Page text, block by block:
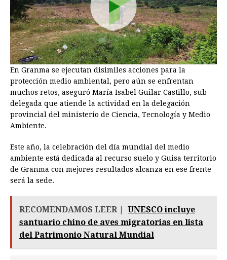
En Granma se ejecutan disimiles acciones para la
protección medio ambiental, pero aún se enfrentan
muchos retos, aseguró María Isabel Guilar Castillo, sub
delegada que atiende la actividad en la delegación
provincial del ministerio de Ciencia, Tecnología y Medio
Ambiente.
Este año, la celebración del día mundial del medio
ambiente está dedicada al recurso suelo y Guisa territorio
de Granma con mejores resultados alcanza en ese frente
será la sede.
RECOMENDAMOS LEER |
UNESCO incluye
santuario chino de aves migratorias en lista
del Patrimonio Natural Mundial